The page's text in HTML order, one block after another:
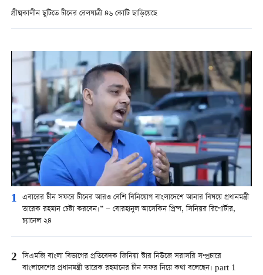
গ্রীষ্মকালীন ছুটিতে চীনের রেলযাত্রী ৪৬ কোটি ছাড়িয়েছে
1 এবারের চীন সফরে চীনের আরও বেশি বিনিয়োগ বাংলাদেশে আনার বিষয়ে প্রধানমন্ত্রী
তারেক রহমান চেষ্টা করবেন।” — বোরহানুল আসেকিন প্রিন্স, সিনিয়র রিপোর্টার,
চ্যানেল ২৪
2 সিএমজি বাংলা বিভাগের প্রতিবেদক জিনিয়া স্টার নিউজে সরাসরি সম্প্রচারে
বাংলাদেশের প্রধানমন্ত্রী তারেক রহমানের চীন সফর নিয়ে কথা বলেছেন। part 1